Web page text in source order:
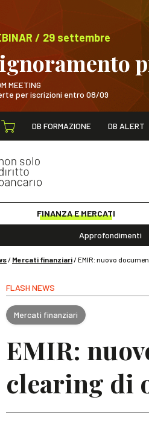
/ 29 settembre
MEETING
per iscrizioni entro 08/09
WEBINAR
DB FORMAZIONE DB ALERT
FINANZA E MERCATI
Approfondimenti
/ Mercati finanziari/EMIR: nuovo
FLASH NEWS
Mercati finanziari
EMIR:
clearing di